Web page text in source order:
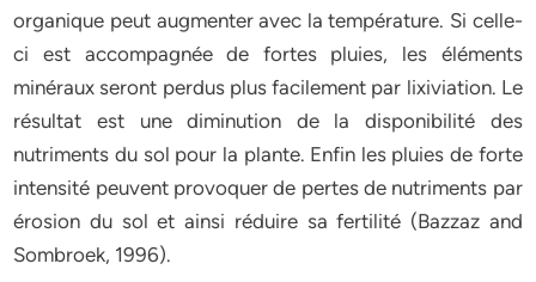
organique peut augmenter avec la température. Si celle-
ci est accompagnée de fortes pluies, les éléments
minéraux seront perdus plus facilement par lixiviation. Le
résultat est une diminution de la disponibilité des
nutriments du sol pour la plante. Enfin les pluies de forte
intensité peuvent provoquer de pertes de nutriments par
érosion du sol et ainsi réduire sa fertilité (Bazzaz and
Sombroek, 1996).